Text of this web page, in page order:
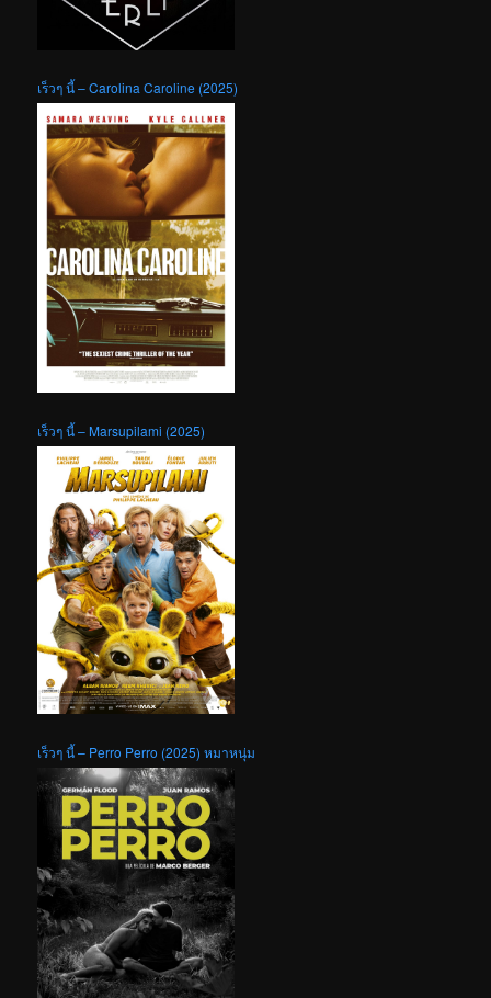
เร็วๆ นี้ – Carolina Caroline (2025)
เร็วๆ นี้ – Marsupilami (2025)
เร็วๆ นี้ – Perro Perro (2025) หมาหนุ่ม